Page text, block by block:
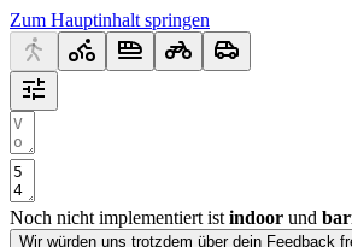
Zum Hauptinhalt springen
Noch nicht implementiert ist indoor und
Wir würden uns trotzdem über dein Feedback